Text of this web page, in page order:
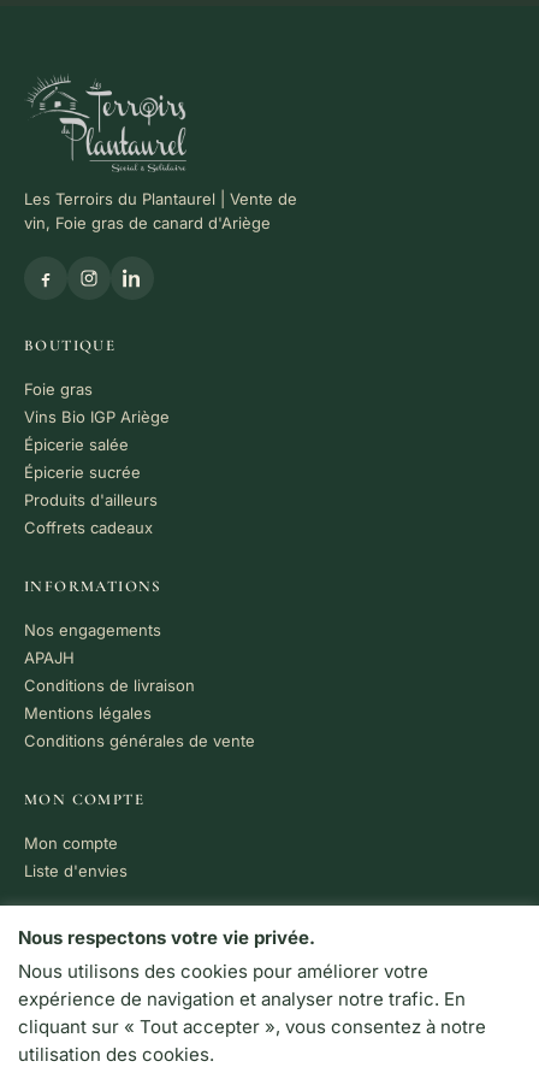
Les Terroirs du Plantaurel | Vente de
vin, Foie gras de canard d'Ariège
BOUTIQUE
Foie gras
Vins Bio IGP Ariège
Épicerie salée
Épicerie sucrée
Produits d'ailleurs
Coffrets cadeaux
INFORMATIONS
Nos engagements
APAJH
Conditions de livraison
Mentions légales
Conditions générales de vente
MON COMPTE
Mon compte
Liste d'envies
PAIEMENT 100% SÉCURISÉ
VISA MC CB
LIVRAISON RAPIDE
Colissimo · Chronopost
Nous respectons votre vie privée.
Nous utilisons des cookies pour améliorer votre
expérience de navigation et analyser notre trafic. En
cliquant sur « Tout accepter », vous consentez à notre
utilisation des cookies.